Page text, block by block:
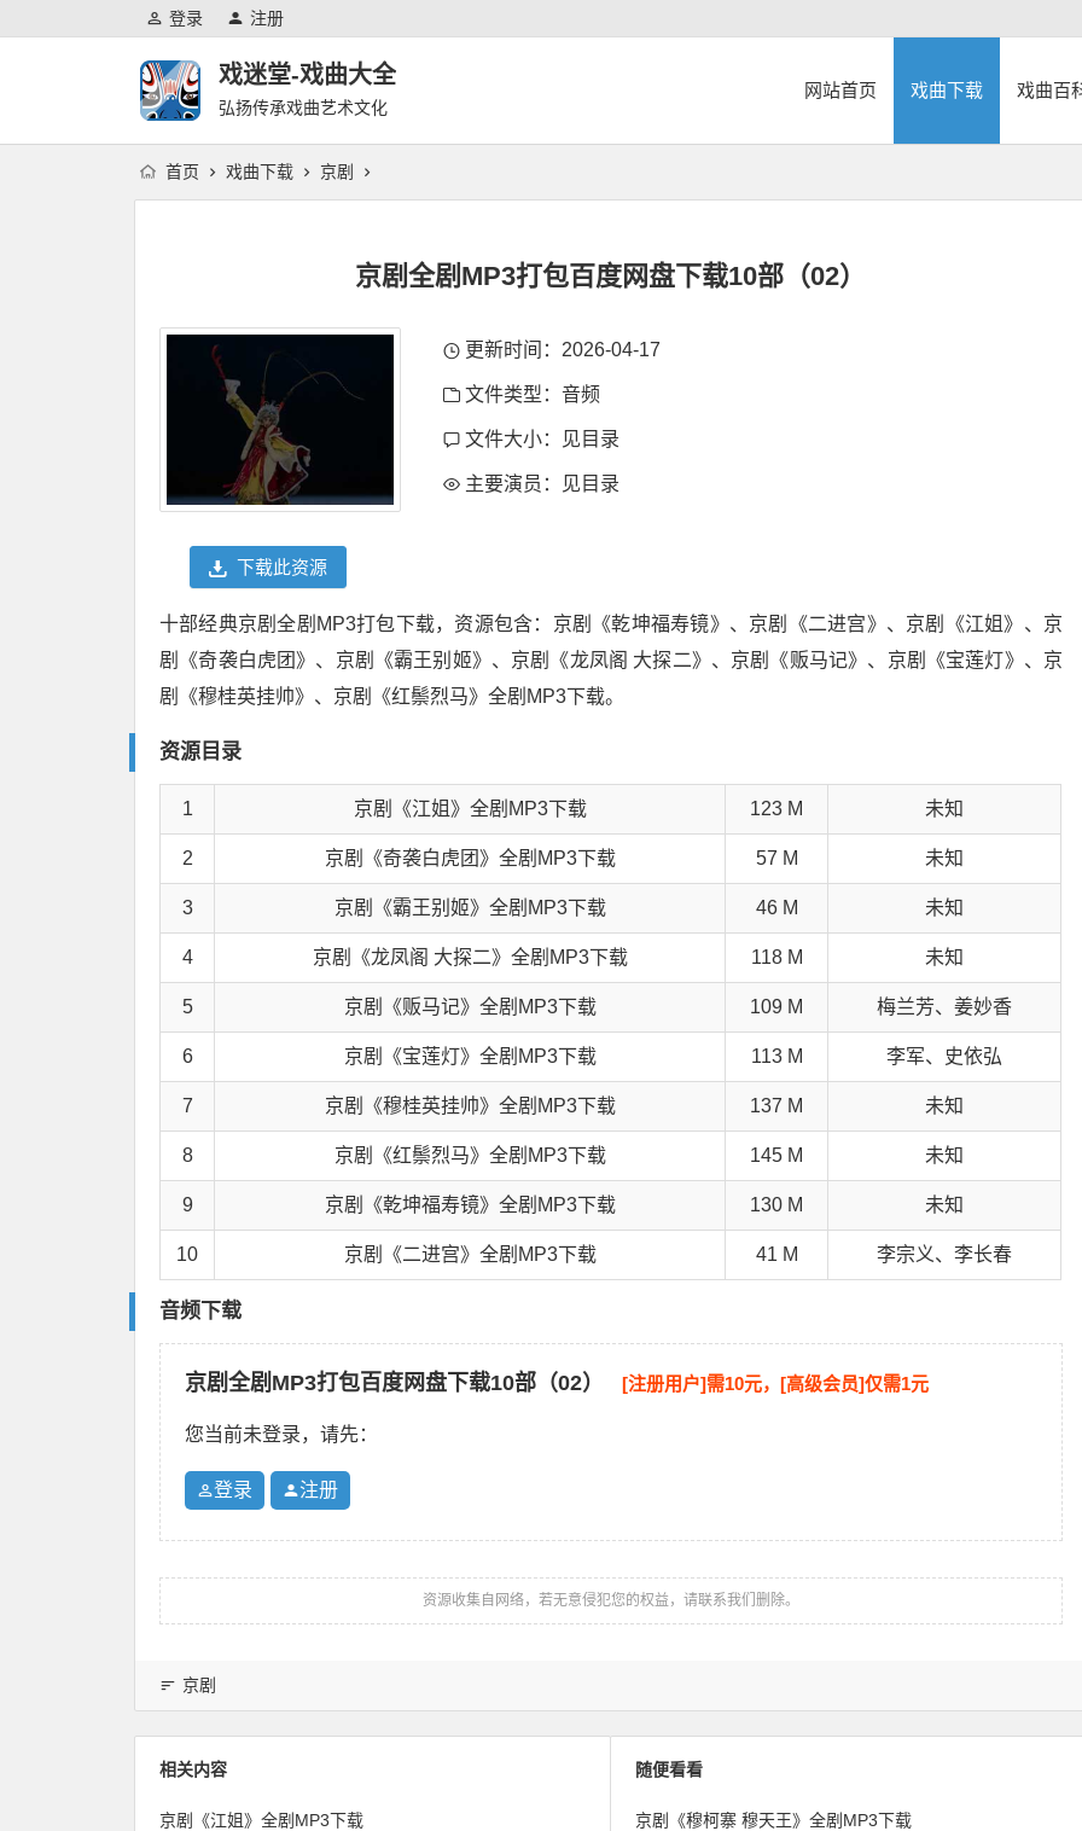
登录 注册
戏迷堂-戏曲大全
弘扬传承戏曲艺术文化
网站首页 戏曲下载 戏曲百
首页 戏曲下载 京剧
京剧全剧MP3打包百度网盘下载10部（02）
更新时间：2026-04-17
文件类型：音频
文件大小：见目录
主要演员：见目录
下载此资源
十部经典京剧全剧MP3打包下载，资源包含：京剧《乾坤福寿镜》、京剧《二进宫》、京剧《江姐》、京
剧《奇袭白虎团》、京剧《霸王别姬》、京剧《龙凤阁 大探二》、京剧《贩马记》、京剧《宝莲灯》、京
剧《穆桂英挂帅》、京剧《红鬃烈马》全剧MP3下载。
资源目录
1 京剧《江姐》全剧MP3下载 123 M 未知
2 京剧《奇袭白虎团》全剧MP3下载 57 M 未知
3 京剧《霸王别姬》全剧MP3下载 46 M 未知
4 京剧《龙凤阁 大探二》全剧MP3下载 118 M 未知
5 京剧《贩马记》全剧MP3下载 109 M 梅兰芳、姜妙香
6 京剧《宝莲灯》全剧MP3下载 113 M 李军、史依弘
7 京剧《穆桂英挂帅》全剧MP3下载 137 M 未知
8 京剧《红鬃烈马》全剧MP3下载 145 M 未知
9 京剧《乾坤福寿镜》全剧MP3下载 130 M 未知
10 京剧《二进宫》全剧MP3下载 41 M 李宗义、李长春
音频下载
京剧全剧MP3打包百度网盘下载10部（02） [注册用户]需10元，[高级会员]仅需1元
您当前未登录，请先：
登录 注册
资源收集自网络，若无意侵犯您的权益，请联系我们删除。
京剧
相关内容
京剧《江姐》全剧MP3下载
随便看看
京剧《穆柯寨 穆天王》全剧MP3下载